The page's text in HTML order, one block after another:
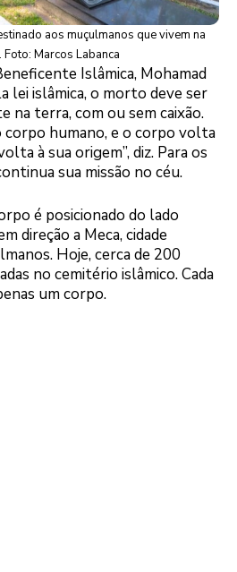
aos muçulmanos que vivem na
Marcos Labanca
Islâmica, Mohamad
lei islâmica, o morto deve ser
na terra, com ou sem caixão.
corpo humano, e o corpo volta
à sua origem”, diz. Para os
sua missão no céu.
é posicionado do lado
direção a Meca, cidade
Hoje, cerca de 200
no cemitério islâmico. Cada
um corpo.